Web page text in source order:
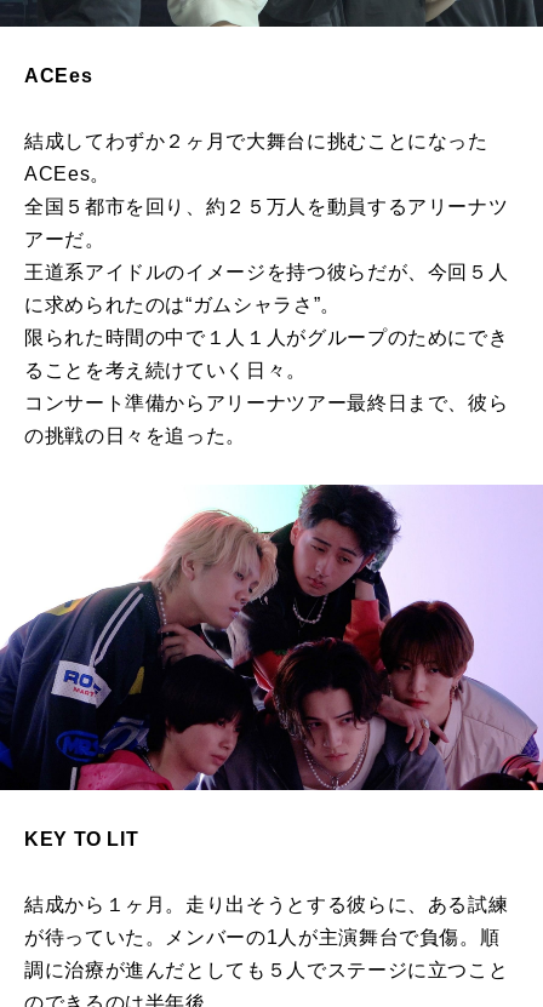
ACEes
結成してわずか２ヶ月で大舞台に挑むことになった
ACEes。
全国５都市を回り、約２５万人を動員するアリーナツ
アーだ。
王道系アイドルのイメージを持つ彼らだが、今回５人
に求められたのは“ガムシャラさ”。
限られた時間の中で１人１人がグループのためにでき
ることを考え続けていく日々。
コンサート準備からアリーナツアー最終日まで、彼ら
の挑戦の日々を追った。
KEY TO LIT
結成から１ヶ月。走り出そうとする彼らに、ある試練
が待っていた。メンバーの1人が主演舞台で負傷。順
調に治療が進んだとしても５人でステージに立つこと
のできるのは半年後。